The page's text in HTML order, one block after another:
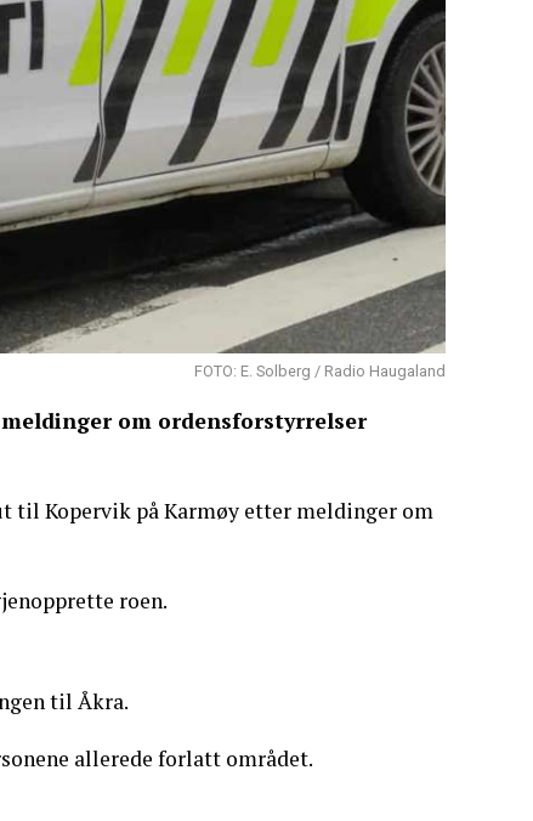
FOTO: E. Solberg / Radio Haugaland
om ordensforstyrrelser
til Kopervik på Karmøy etter meldinger om
roen.
til Åkra.
allerede forlatt området.